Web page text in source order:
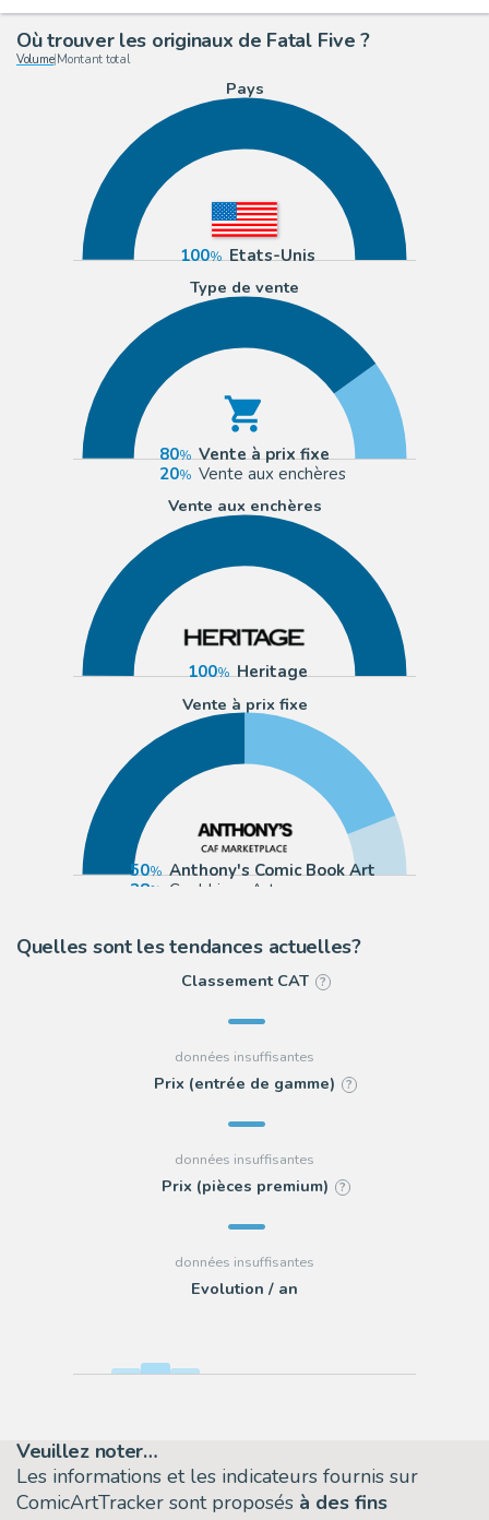
Où trouver les originaux de Fatal Five ?
Volume| Montant total
Pays
100
Etats-Unis
Type de vente
80
Vente à prix fixe
20
Vente aux enchères
Vente aux enchères
100
Heritage
Vente à prix fixe
50
Anthony's Comic Book Art
38
Cool Lines Art
Quelles sont les tendances actuelles?
Classement CAT ?
Prix (entrée de gamme) ?
Prix (pièces premium) ?
Evolution / an
Veuillez noter…
Les informations et les indicateurs fournis sur
ComicArtTracker sont proposés à des fins